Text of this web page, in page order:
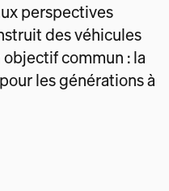
perspectives
des véhicules
commun : la
les générations à